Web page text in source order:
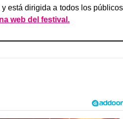
está dirigida a todos los públicos
web del festival.